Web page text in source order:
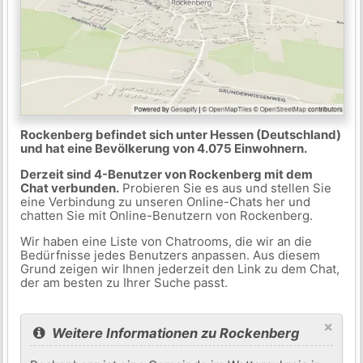
Rockenberg befindet sich unter Hessen (Deutschland)
und hat eine Bevölkerung von 4.075 Einwohnern.
Derzeit sind 4-Benutzer von Rockenberg mit dem
Chat verbunden.Probieren Sie es aus und stellen Sie
eine Verbindung zu unseren Online-Chats her und
chatten Sie mit Online-Benutzern von Rockenberg.
Wir haben eine Liste von Chatrooms, die wir an die
Bedürfnisse jedes Benutzers anpassen. Aus diesem
Grund zeigen wir Ihnen jederzeit den Link zu dem Chat,
der am besten zu Ihrer Suche passt.
×
Weitere Informationen zu Rockenberg